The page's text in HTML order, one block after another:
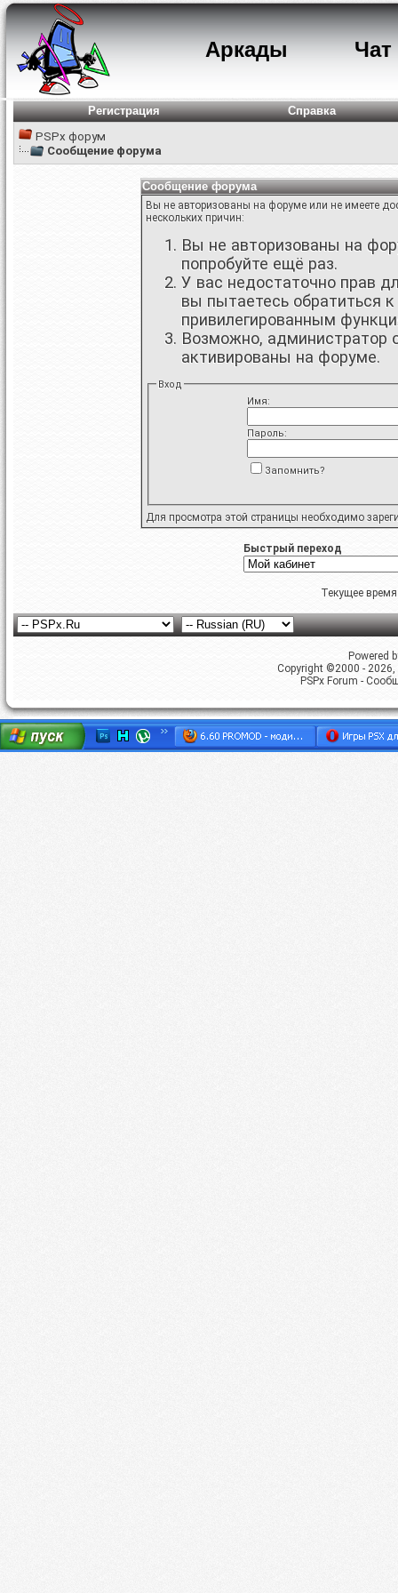
Аркады Чат
Регистрация
Справка
PSPx форум
Сообщение форума
Сообщение форума
Вы не авторизованы на форуме или не имеете
нескольких причин:
Вы не авторизованы на
попробуйте ещё раз.
У вас недостаточно прав
вы пытаетесь обратиться
привилегированным
Возможно, администратор
активированы на форуме.
Вход
Имя:
Пароль:
Запомнить?
Для просмотра этой страницы необходимо
Быстрый переход
Текущее
Powered
Copyright ©2000 -
PSPx Forum -